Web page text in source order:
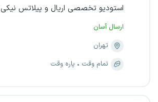
استودیو تخصصی اریال و پیلاتس نیکی
ارسال آسان
تهران
تمام وقت
پاره وقت